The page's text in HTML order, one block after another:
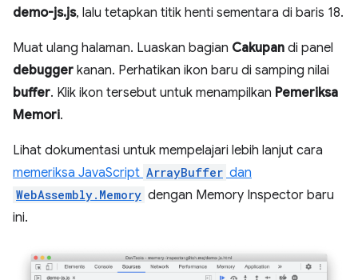
demo-js.js, lalu tetapkan titik henti sementara di baris 18.
Muat ulang halaman. Luaskan bagian Cakupan di panel
debugger kanan. Perhatikan ikon baru di samping nilai
buffer. Klik ikon tersebut untuk menampilkan Pemeriksa
Memori.
Lihat dokumentasi untuk mempelajari lebih lanjut cara
memeriksa JavaScript ArrayBuffer dan
WebAssembly.Memory dengan Memory Inspector baru
ini.